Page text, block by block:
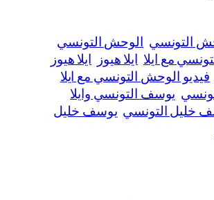
التونسي الوحش التونسي
مع ايلا ايلا هيوز ايلا هيوز
فيديو الوحش التونسي مع ايلا
يوسف التونسي وايلا
خليل التونسي يوسف خليل